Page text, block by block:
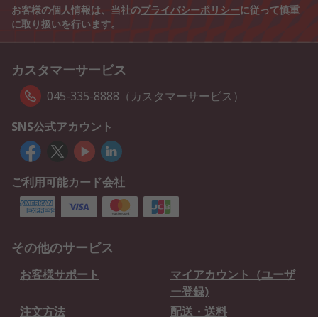
お客様の個人情報は、当社のプライバシーポリシーに従って慎重
に取り扱いを行います。
カスタマーサービス
045-335-8888（カスタマーサービス）
SNS公式アカウント
ご利用可能カード会社
その他のサービス
お客様サポート
マイアカウント（ユーザ
ー登録)
注文方法
配送・送料